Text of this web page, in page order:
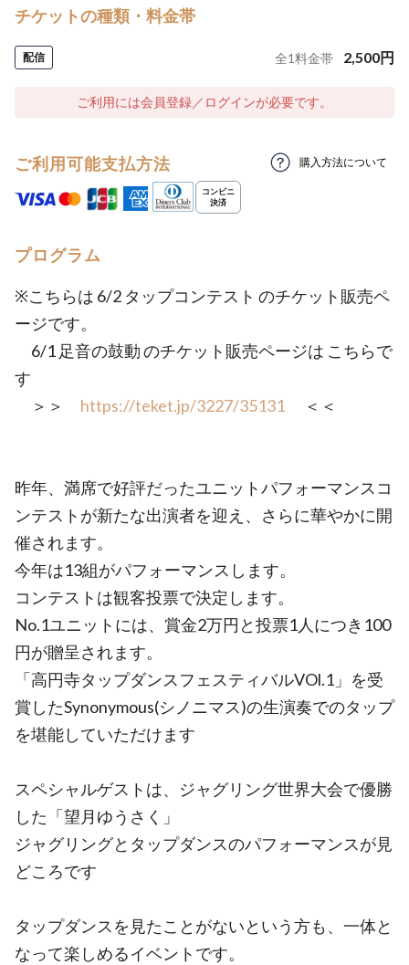
チケットの種類・料金帯
配信 全1料金帯 2,500円
ご利用には会員登録／ログインが必要です。
ご利用可能支払方法 購入方法について
プログラム
※こちらは 6/2 タップコンテスト のチケット販売ペ
ージです。
6/1 足音の鼓動 のチケット販売ページは こちらで
す
＞＞ https://teket.jp/3227/35131 ＜＜
昨年、満席で好評だったユニットパフォーマンスコ
ンテストが新たな出演者を迎え、さらに華やかに開
催されます。
今年は13組がパフォーマンスします。
コンテストは観客投票で決定します。
No.1ユニットには、賞金2万円と投票1人につき100
円が贈呈されます。
「高円寺タップダンスフェスティバルVOl.1」を受
賞したSynonymous(シノニマス)の生演奏でのタップ
を堪能していただけます
スペシャルゲストは、ジャグリング世界大会で優勝
した「望月ゆうさく」
ジャグリングとタップダンスのパフォーマンスが見
どころです
タップダンスを見たことがないという方も、一体と
なって楽しめるイベントです。